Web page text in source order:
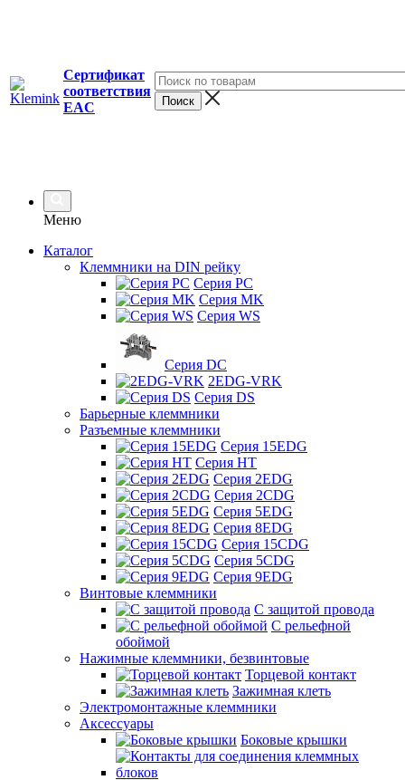
Сертификат
соответствия
EAC
Меню
Каталог
Клеммники на DIN рейку
Серия PC
Серия MK
Серия WS
Серия DC
2EDG-VRK
Серия DS
Барьерные клеммники
Разъемные клеммники
Серия 15EDG
Серия HT
Серия 2EDG
Серия 2CDG
Серия 5EDG
Серия 8EDG
Серия 15CDG
Серия 5CDG
Серия 9EDG
Винтовые клеммники
С защитой провода
C рельефной
обоймой
Нажимные клеммники, безвинтовые
Торцевой контакт
Зажимная клеть
Электромонтажные клеммники
Аксессуары
Боковые крышки